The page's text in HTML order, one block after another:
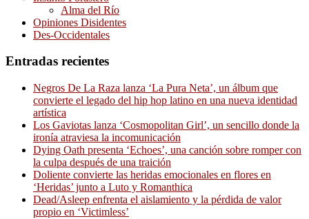
Alma del Río
Opiniones Disidentes
Des-Occidentales
Entradas recientes
Negros De La Raza lanza ‘La Pura Neta’, un álbum que
convierte el legado del hip hop latino en una nueva identidad
artística
Los Gaviotas lanza ‘Cosmopolitan Girl’, un sencillo donde la
ironía atraviesa la incomunicación
Dying Oath presenta ‘Echoes’, una canción sobre romper con
la culpa después de una traición
Doliente convierte las heridas emocionales en flores en
‘Heridas’ junto a Luto y Romanthica
Dead/Asleep enfrenta el aislamiento y la pérdida de valor
propio en ‘Victimless’